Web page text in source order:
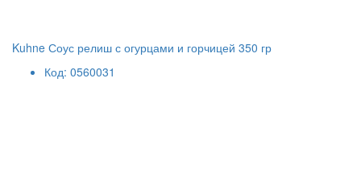
Kuhne Соус релиш с огурцами и горчицей 350 гр
Код: 0560031